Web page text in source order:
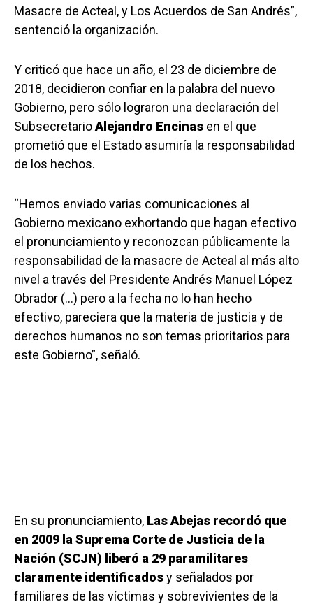
Masacre de Acteal, y Los Acuerdos de San Andrés”,
sentenció la organización.
Y criticó que hace un año, el 23 de diciembre de
2018, decidieron confiar en la palabra del nuevo
Gobierno, pero sólo lograron una declaración del
SubsecretarioAlejandro Encinas en el que
prometió que el Estado asumiría la responsabilidad
de los hechos.
“Hemos enviado varias comunicaciones al
Gobierno mexicano exhortando que hagan efectivo
el pronunciamiento y reconozcan públicamente la
responsabilidad de la masacre de Acteal al más alto
nivel a través del Presidente Andrés Manuel López
Obrador (…) pero a la fecha no lo han hecho
efectivo, pareciera que la materia de justicia y de
derechos humanos no son temas prioritarios para
este Gobierno”, señaló.
En su pronunciamiento, Las Abejas recordó que
en 2009 la Suprema Corte de Justicia de la
Nación (SCJN) liberó a 29 paramilitares
claramente identificadosy señalados por
familiares de las víctimas y sobrevivientes de la